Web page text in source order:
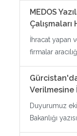
MEDOS
Çalışmaları
İhracat yapan
firmalar
Verilmesine
Duyurumuz
Bakanlığı